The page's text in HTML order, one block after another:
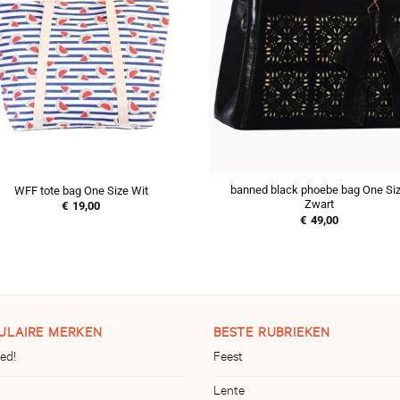
WFF tote bag One Size Wit
€ 19,00
banned black phoebe bag One
Zwart
€ 49,00
MERKEN
BESTE RUBRIEKEN
Feest
Lente